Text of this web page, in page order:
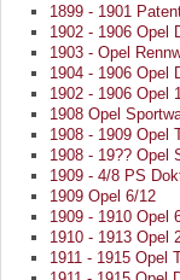
1899 - 1901
1902 - 1906 Opel
1903 - Opel
1904 - 1906 Opel
1902 - 1906 Opel
1908 Opel
1908 - 1909 Opel
1908 - 19?? Opel
1909 - 4/8 PS
1909 Opel 6/12
1909 - 1910 Opel
1910 - 1913 Opel
1911 - 1915 Opel